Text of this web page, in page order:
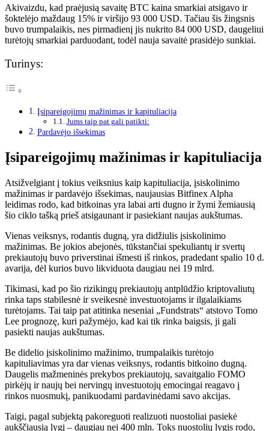
Akivaizdu, kad praėjusią savaitę BTC kaina smarkiai atsigavo ir
šoktelėjo maždaug 15% ir viršijo 93 000 USD. Tačiau šis žingsnis
buvo trumpalaikis, nes pirmadienį jis nukrito 84 000 USD, daugeliui
turėtojų smarkiai parduodant, todėl nauja savaitė prasidėjo sunkiai.
Turinys:
Įsipareigojimų mažinimas ir kapituliacija
Jums taip pat gali patikti:
Pardavėjo išsekimas
Įsipareigojimų mažinimas ir kapituliacija
Atsižvelgiant į tokius veiksnius kaip kapituliacija, įsiskolinimo
mažinimas ir pardavėjo išsekimas, naujausias Bitfinex Alpha
leidimas rodo, kad bitkoinas yra labai arti dugno ir žymi žemiausią
šio ciklo tašką prieš atsigaunant ir pasiekiant naujas aukštumas.
Vienas veiksnys, rodantis dugną, yra didžiulis įsiskolinimo
mažinimas. Be jokios abejonės, tūkstančiai spekuliantų ir svertų
prekiautojų buvo priverstinai išmesti iš rinkos, pradedant spalio 10 d.
avarija, dėl kurios buvo likviduota daugiau nei 19 mlrd.
Tikimasi, kad po šio rizikingų prekiautojų antplūdžio kriptovaliutų
rinka taps stabilesnė ir sveikesnė investuotojams ir ilgalaikiams
turėtojams. Tai taip pat atitinka neseniai „Fundstrats“ atstovo Tomo
Lee prognozę, kuri pažymėjo, kad kai tik rinka baigsis, ji gali
pasiekti naujas aukštumas.
Be didelio įsiskolinimo mažinimo, trumpalaikis turėtojo
kapituliavimas yra dar vienas veiksnys, rodantis bitkoino dugną.
Daugelis mažmeninės prekybos prekiautojų, savaitgalio FOMO
pirkėjų ir naujų bei nervingų investuotojų emocingai reagavo į
rinkos nuosmukį, panikuodami pardavinėdami savo akcijas.
Taigi, pagal subjektą pakoreguoti realizuoti nuostoliai pasiekė
aukščiausią lygį – daugiau nei 400 mln. Toks nuostolių lygis rodo,